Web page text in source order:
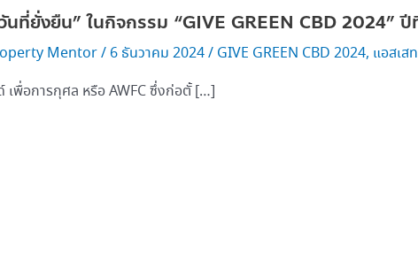
ที่ยั่งยืน” ในกิจกรรม “GIVE GREEN CBD 2024” ปี
Mentor/ 6 ธันวาคม 2024/ GIVE GREEN CBD 2024, แอสเส
เพื่อการกุศล หรือ AWFC ซึ่งก่อตั้ […]